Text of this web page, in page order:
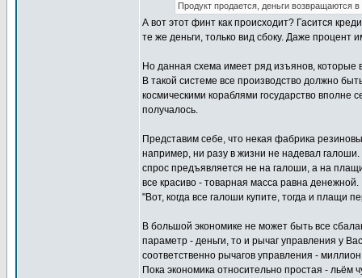
Продукт продается, деньги возвращаются
А вот этот финт как происходит? Гасится
те же деньги, только вид сбоку. Даже процент
Но данная схема имеет ряд изъянов, которые
В такой системе все производство должно
космическими кораблями государство вполне
получалось.
Представим себе, что некая фабрика
например, ни разу в жизни не надевал
спрос предъявляется не на галоши, а на
все красиво - товарная масса равна денежной.
"Вот, когда все галоши купите, тогда и плащи
В большой экономике не может быть все
параметр - деньги, то и рычаг управления у
соответственно рычагов управления -
Пока экономика относительно простая - льём